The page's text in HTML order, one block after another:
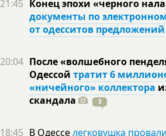
21:45 Конец эпохи «черного
документы по
от одесситов предложений
20:04 После «волшебного
Одессой тратит 6
«ничейного» коллектора
скандала
3
18:45 В Одесселегковушка